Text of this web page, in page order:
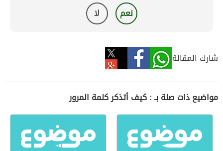
نعم لا
شارك المقالة
مواضيع ذات صلة بـ : كيف أتذكر كلمة المرور